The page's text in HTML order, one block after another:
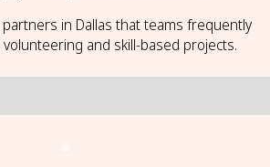
in Dallas that teams frequently
and skill-based projects.